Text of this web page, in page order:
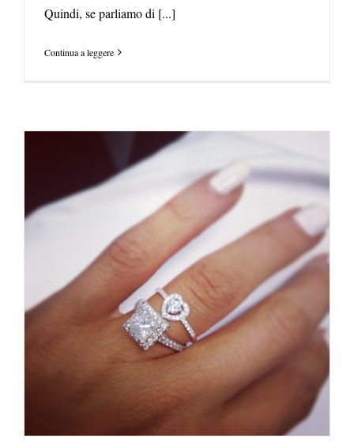
Quindi, se parliamo di [...]
Continua a leggere
Diamonds are a girl’s best
friend
Beauty Case